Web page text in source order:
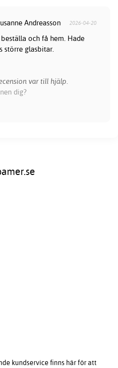
Andreasson 2026-04-20
och få hem. Hade
större glasbitar.
var till hjälp.
dig?
kundservice finns här för att